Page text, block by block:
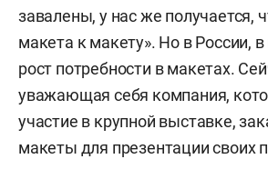
завалены, у нас же получается,
макета к макету». Но в России,
рост потребности в макетах.
уважающая себя компания,
участие в крупной выставке,
макеты для презентации своих